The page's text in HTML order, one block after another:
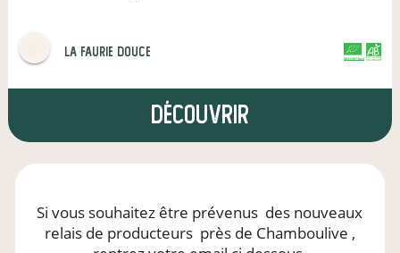
La Faurie Douce CERTIFIÉ PAR FR-BIO-01
AGRICULTURE FRANCE
Découvrir
Si vous souhaitez être prévenus des nouveaux
relais de producteurs près de Chamboulive ,